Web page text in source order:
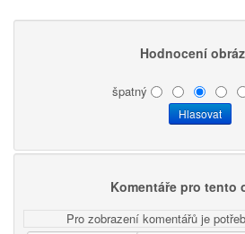
Hodnocení
špatný
Komentáře pro tento
Pro zobrazení komentářů je